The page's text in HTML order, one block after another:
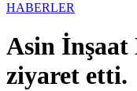
HABERLER
Asin İnşaat
ziyaret etti.